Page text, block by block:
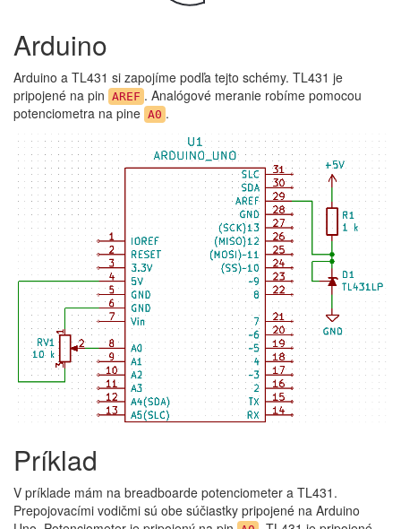
Arduino
Arduino a TL431 si zapojíme podľa tejto schémy. TL431 je
pripojené na pin AREF . Analógové meranie robíme pomocou
potenciometra na pine A0 .
Príklad
V príklade mám na breadboarde potenciometer a TL431.
Prepojovacími vodičmi sú obe súčiastky pripojené na Arduino